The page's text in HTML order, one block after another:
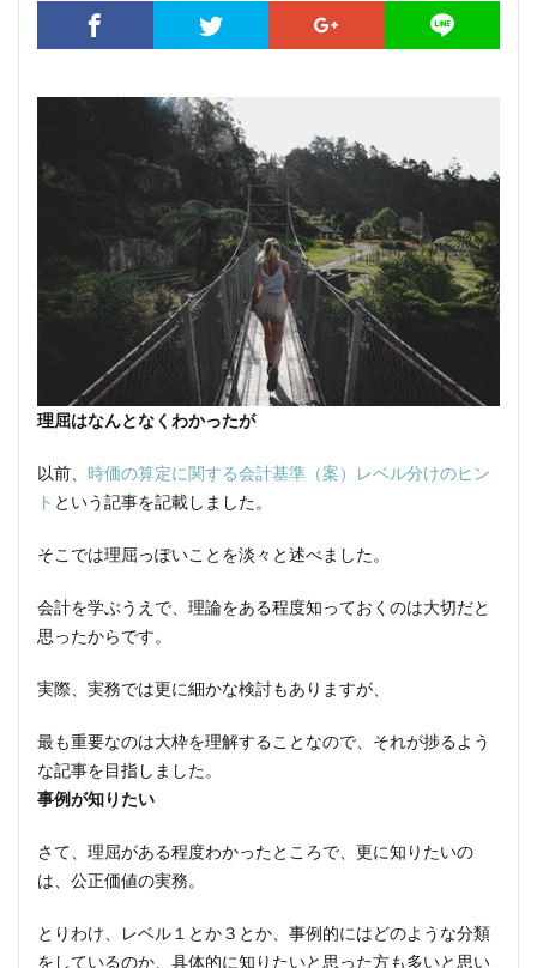
理屈はなんとなくわかったが
以前、 時価の算定に関する会計基準（案）レベル分けのヒン
ト という記事を記載しました。
そこでは理屈っぽいことを淡々と述べました。
会計を学ぶうえで、理論をある程度知っておくのは大切だと
思ったからです。
実際、実務では更に細かな検討もありますが、
最も重要なのは大枠を理解することなので、それが捗るよう
な記事を目指しました。
事例が知りたい
さて、理屈がある程度わかったところで、更に知りたいの
は、公正価値の実務。
とりわけ、レベル１とか３とか、事例的にはどのような分類
をしているのか、具体的に知りたいと思った方も多いと思い